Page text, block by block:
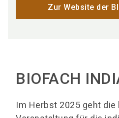
Zur Website der
BIOFACH
Im Herbst 2025 geht